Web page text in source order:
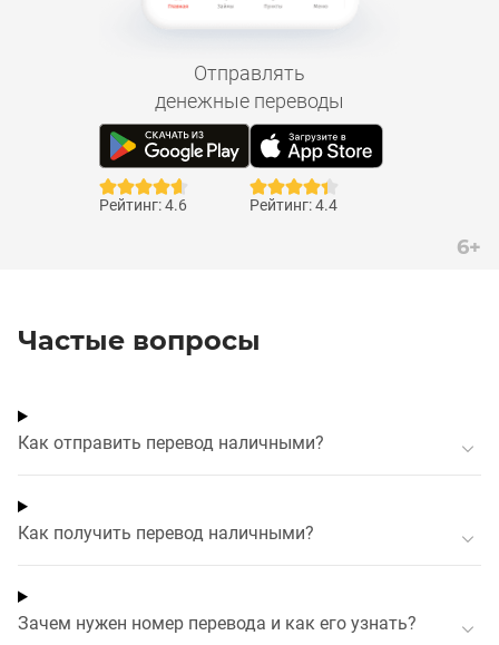
Отправлять
денежные переводы
Рейтинг: 4.6 Рейтинг: 4.4
6+
Частые вопросы
Как отправить перевод наличными?
Как получить перевод наличными?
Зачем нужен номер перевода и как его узнать?